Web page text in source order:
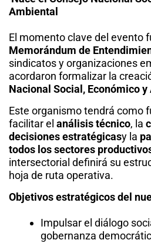
Ambiental
El momento clave del evento
Memorándum de
sindicatos y organizaciones
acordaron formalizar la
Nacional Social, Económico y
Este organismo tendrá como
facilitar el análisis técnico, la
decisiones estratégicasy la
todos los sectores
intersectorial definirá su
hoja de ruta operativa.
Objetivos estratégicos del
Impulsar el diálogo
gobernanza